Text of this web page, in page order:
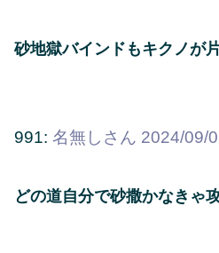
砂地獄バインドもキクノが
991: 名無しさん 2024/09/
どの道自分で砂撒かなきゃ